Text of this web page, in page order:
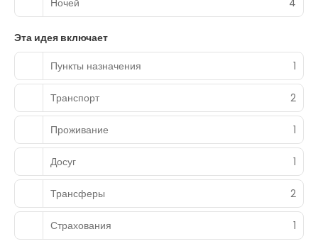
Эта идея включает
Пункты назначения
1
Транспорт 2
Проживание 1
Досуг 1
Трансферы 2
Страхования 1